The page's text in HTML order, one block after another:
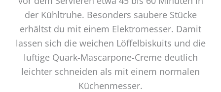
der Kühltruhe. Besonders saubere Stücke
erhältst du mit einem Elektromesser. Damit
lassen sich die weichen Löffelbiskuits und die
luftige Quark-Mascarpone-Creme deutlich
leichter schneiden als mit einem normalen
Küchenmesser.